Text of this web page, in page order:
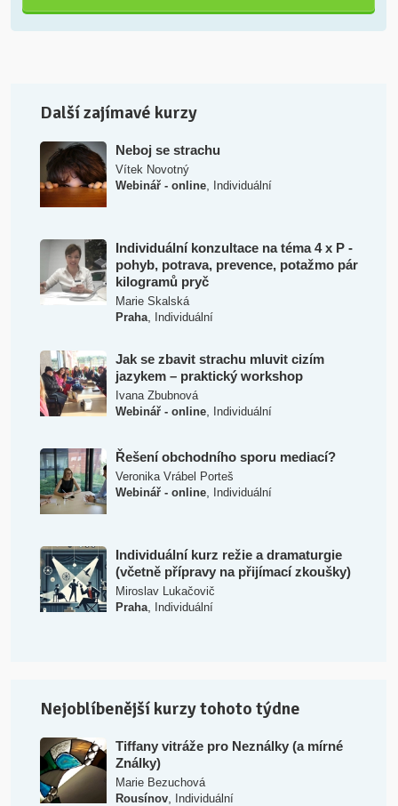
Další zajímavé kurzy
Neboj se strachu
Vítek Novotný
Webinář - online, Individuální
Individuální konzultace na téma 4 x P -
pohyb, potrava, prevence, potažmo pár
kilogramů pryč
Marie Skalská
Praha, Individuální
Jak se zbavit strachu mluvit cizím
jazykem – praktický workshop
Ivana Zbubnová
Webinář - online, Individuální
Řešení obchodního sporu mediací?
Veronika Vrábel Porteš
Webinář - online, Individuální
Individuální kurz režie a dramaturgie
(včetně přípravy na přijímací zkoušky)
Miroslav Lukačovič
Praha, Individuální
Nejoblíbenější kurzy tohoto týdne
Tiffany vitráže pro Neználky (a mírné
Ználky)
Marie Bezuchová
Rousínov, Individuální